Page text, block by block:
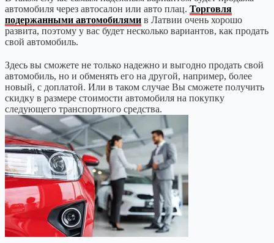
автомобиля через автосалон или авто плац. Торговля
подержанными автомобилями в Латвии очень хорошо
развита, поэтому у вас будет несколько вариантов, как продать
свой автомобиль.
Здесь вы сможете не только надежно и выгодно продать свой
автомобиль, но и обменять его на другой, например, более
новый, с доплатой. Или в таком случае Вы сможете получить
скидку в размере стоимости автомобиля на покупку
следующего транспортного средства.